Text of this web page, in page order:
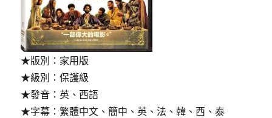
★版別：家用版
★級別：保護級
★發音：英、西語
★字幕：繁體中文、簡中、英、法、韓、西、泰